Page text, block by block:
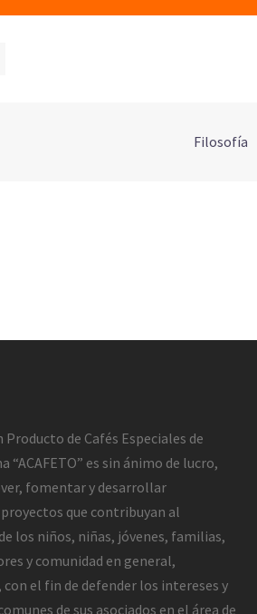
Filosofía
Producto de Cafés Especiales de
“ACAFETO” es sin ánimo de lucro,
fomentar y desarrollar
que contribuyan al
los niños, niñas, jóvenes, familias,
y comunidad en general,
el fin de defender los intereses y
de sus asociados en el área de